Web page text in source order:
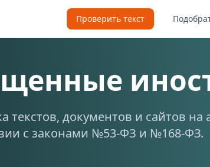
Проверить текст
текстов, документов и сайтов
с законами №53-ФЗ и №168-ФЗ.